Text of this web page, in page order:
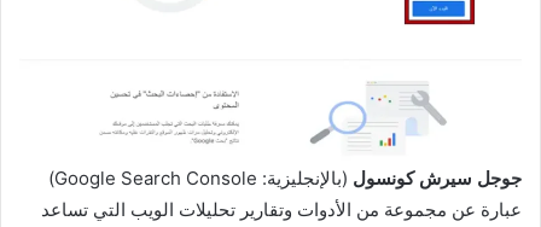
جوجل سيرش كونسول
(بالإنجليزية: Google Search Console)
عبارة عن مجموعة من الأدوات وتقارير تحليلات الويب التي تساعد